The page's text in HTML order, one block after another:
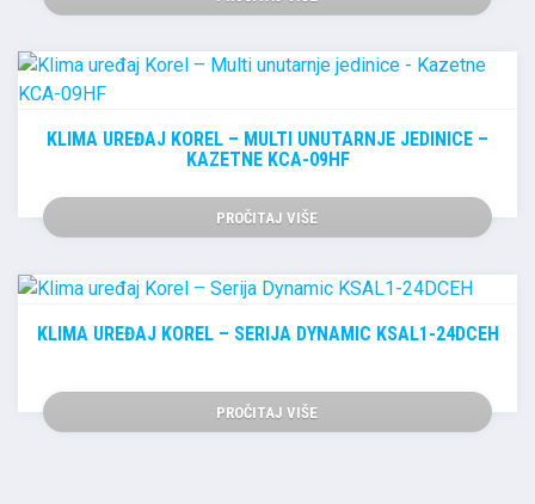
KLIMA UREĐAJ KOREL – MULTI UNUTARNJE JEDINICE –
KAZETNE KCA-09HF
PROČITAJ VIŠE
KLIMA UREĐAJ KOREL – SERIJA DYNAMIC KSAL1-24DCEH
PROČITAJ VIŠE